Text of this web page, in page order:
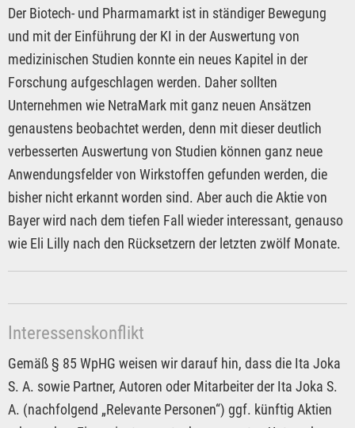
Der Biotech- und Pharmamarkt ist in ständiger Bewegung
und mit der Einführung der KI in der Auswertung von
medizinischen Studien konnte ein neues Kapitel in der
Forschung aufgeschlagen werden. Daher sollten
Unternehmen wie NetraMark mit ganz neuen Ansätzen
genaustens beobachtet werden, denn mit dieser deutlich
verbesserten Auswertung von Studien können ganz neue
Anwendungsfelder von Wirkstoffen gefunden werden, die
bisher nicht erkannt worden sind. Aber auch die Aktie von
Bayer wird nach dem tiefen Fall wieder interessant, genauso
wie Eli Lilly nach den Rücksetzern der letzten zwölf Monate.
Interessenskonflikt
Gemäß § 85 WpHG weisen wir darauf hin, dass die Ita Joka
S. A. sowie Partner, Autoren oder Mitarbeiter der Ita Joka S.
A. (nachfolgend „Relevante Personen“) ggf. künftig Aktien